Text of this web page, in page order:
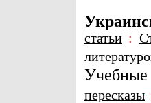
статьи :
Учебные
пересказы